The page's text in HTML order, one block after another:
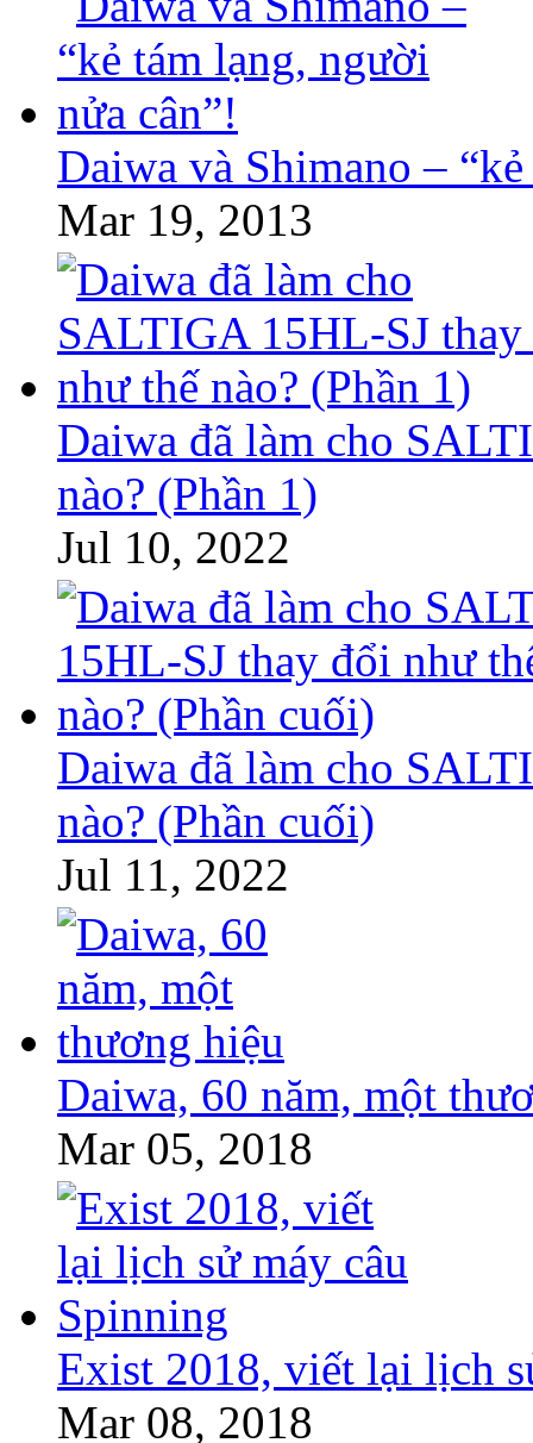
Daiwa và Shimano –
Mar 19, 2013
Daiwa đã làm cho
nào? (Phần 1)
Jul 10, 2022
Daiwa đã làm cho
nào? (Phần cuối)
Jul 11, 2022
Daiwa, 60 năm, một
Mar 05, 2018
Exist 2018, viết lại lịch
Mar 08, 2018